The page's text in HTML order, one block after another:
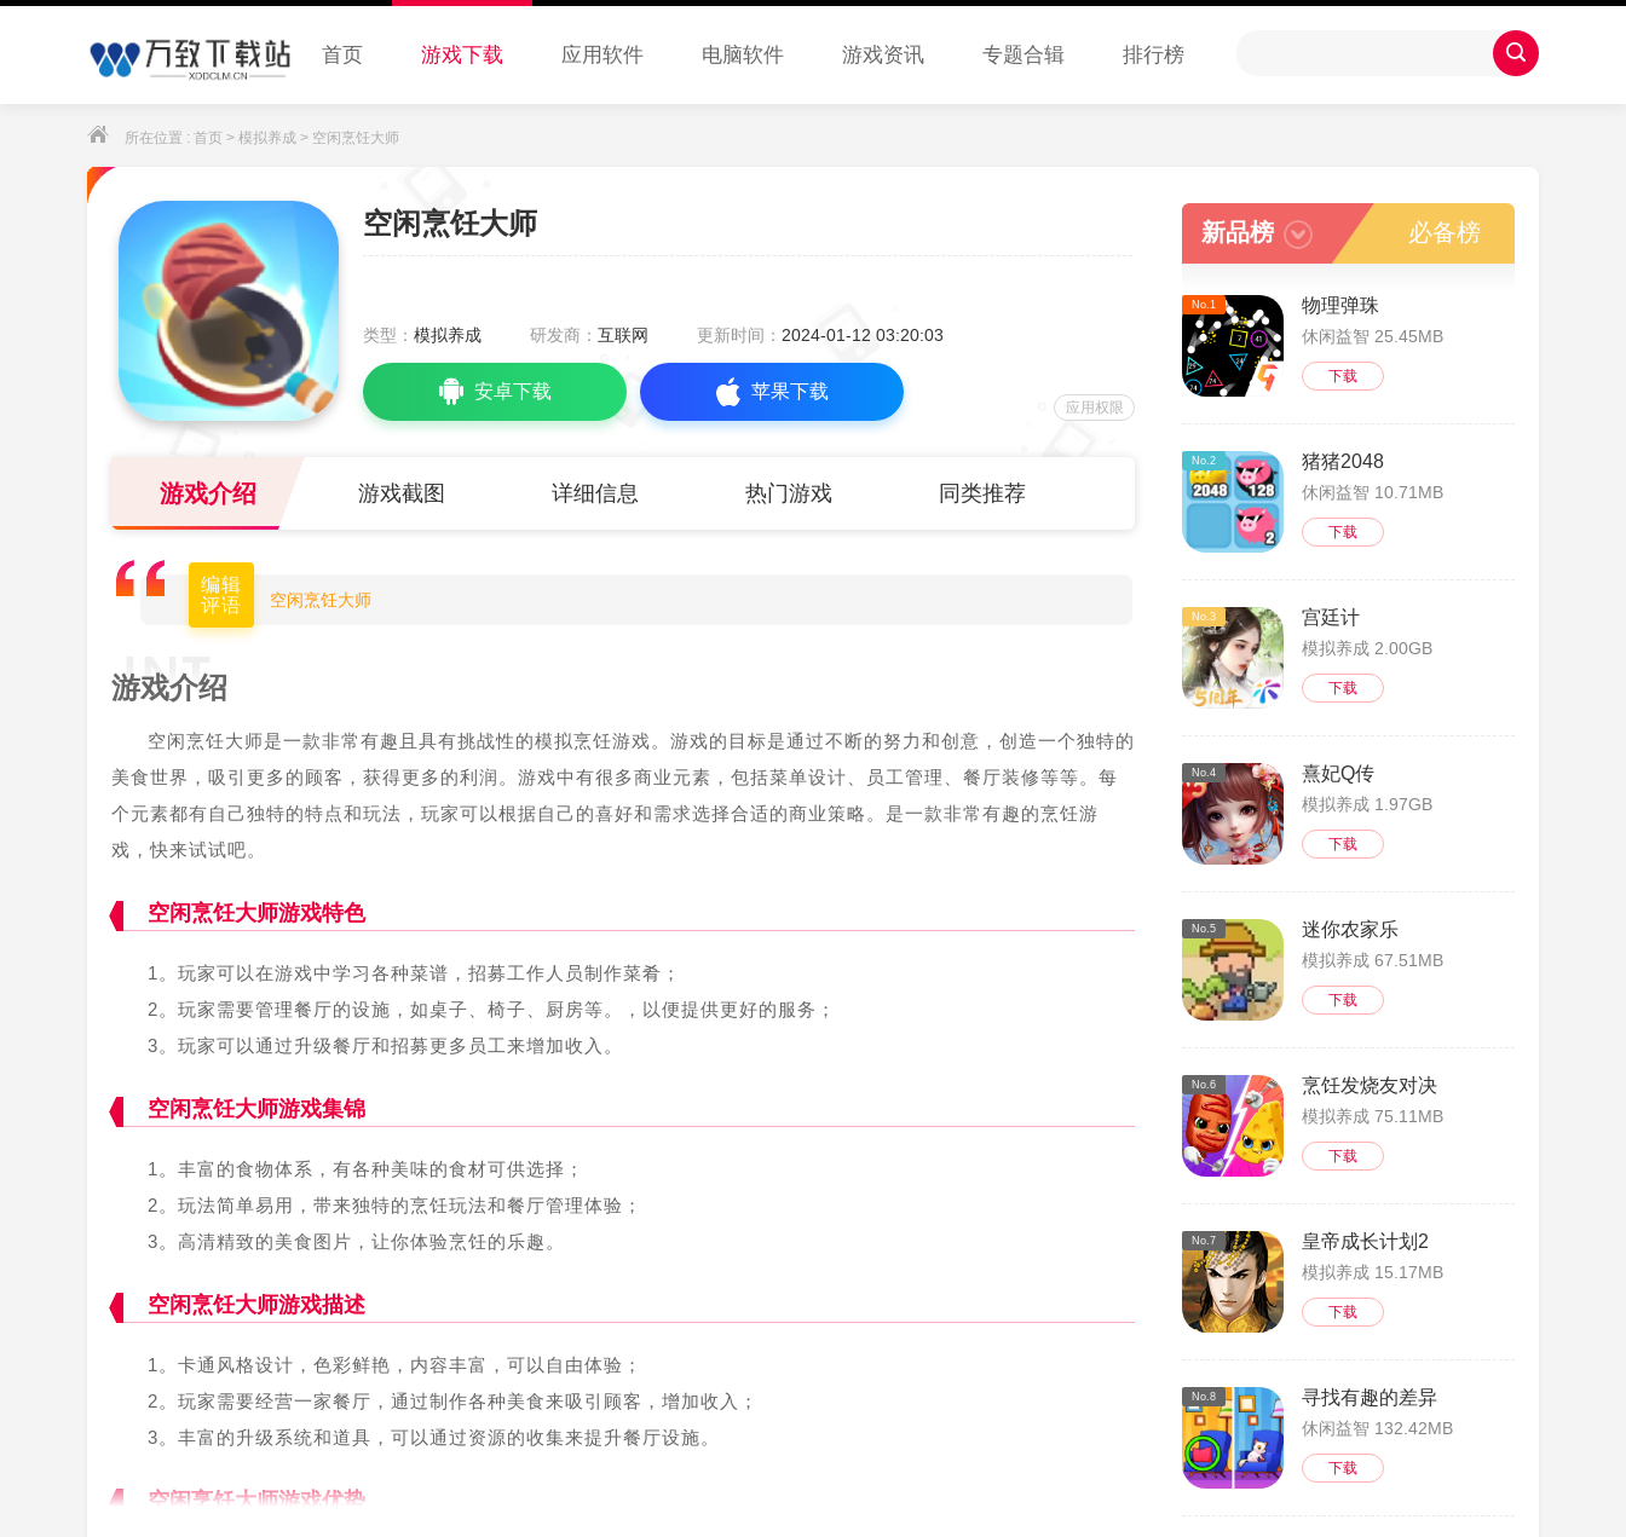
首页 游戏下载 应用软件 电脑软件 游戏资讯 专题合辑 排行榜
所在位置 : 首页 > 模拟养成 > 空闲烹饪大师
空闲烹饪大师
类型： 模拟养成 研发商： 互联网 更新时间： 2024-01-12 03:20:03
安卓下载 苹果下载
应用权限
游戏介绍 游戏截图 详细信息 热门游戏 同类推荐
编辑
评语
空闲烹饪大师
游戏介绍
空闲烹饪大师是一款非常有趣且具有挑战性的模拟烹饪游戏。游戏的目标是通过不断的努力和创意，创造一个独特的
美食世界，吸引更多的顾客，获得更多的利润。游戏中有很多商业元素，包括菜单设计、员工管理、餐厅装修等等。每
个元素都有自己独特的特点和玩法，玩家可以根据自己的喜好和需求选择合适的商业策略。是一款非常有趣的烹饪游
戏，快来试试吧。
空闲烹饪大师游戏特色
1。玩家可以在游戏中学习各种菜谱，招募工作人员制作菜肴；
2。玩家需要管理餐厅的设施，如桌子、椅子、厨房等。，以便提供更好的服务；
3。玩家可以通过升级餐厅和招募更多员工来增加收入。
空闲烹饪大师游戏集锦
1。丰富的食物体系，有各种美味的食材可供选择；
2。玩法简单易用，带来独特的烹饪玩法和餐厅管理体验；
3。高清精致的美食图片，让你体验烹饪的乐趣。
空闲烹饪大师游戏描述
1。卡通风格设计，色彩鲜艳，内容丰富，可以自由体验；
2。玩家需要经营一家餐厅，通过制作各种美食来吸引顾客，增加收入；
3。丰富的升级系统和道具，可以通过资源的收集来提升餐厅设施。
空闲烹饪大师游戏优势
新品榜 必备榜
No.1 物理弹珠
休闲益智 25.45MB
下载
No.2 猪猪2048
休闲益智 10.71MB
下载
No.3 宫廷计
模拟养成 2.00GB
下载
No.4 熹妃Q传
模拟养成 1.97GB
下载
No.5 迷你农家乐
模拟养成 67.51MB
下载
No.6 烹饪发烧友对决
模拟养成 75.11MB
下载
No.7 皇帝成长计划2
模拟养成 15.17MB
下载
No.8 寻找有趣的差异
休闲益智 132.42MB
下载